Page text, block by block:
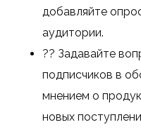
добавляйте
аудитории.
?? Задавайте
подписчиков в
мнением о
новых